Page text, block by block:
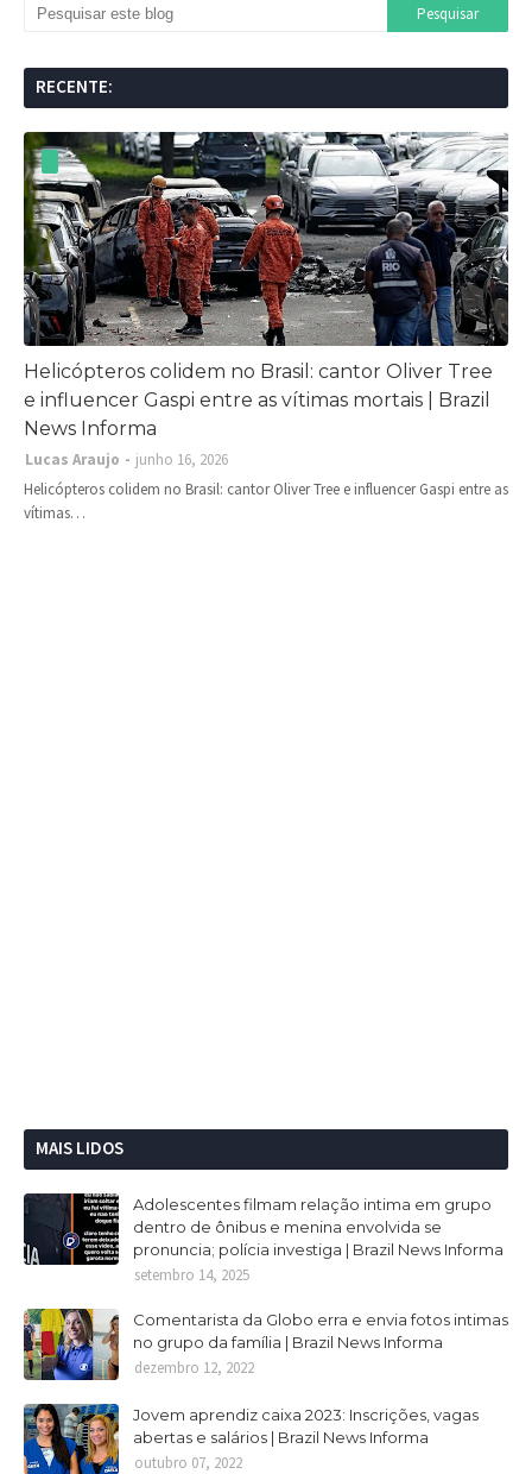
RECENTE:
Helicópteros colidem no Brasil: cantor Oliver Tree
e influencer Gaspi entre as vítimas mortais | Brazil
News Informa
Lucas Araujo
junho 16, 2026
Helicópteros colidem no Brasil: cantor Oliver Tree e influencer Gaspi entre as
vítimas…
MAIS LIDOS
Adolescentes filmam relação intima em grupo
dentro de ônibus e menina envolvida se
pronuncia; polícia investiga | Brazil News Informa
setembro 14, 2025
Comentarista da Globo erra e envia fotos intimas
no grupo da família | Brazil News Informa
dezembro 12, 2022
Jovem aprendiz caixa 2023: Inscrições, vagas
abertas e salários | Brazil News Informa
outubro 07, 2022